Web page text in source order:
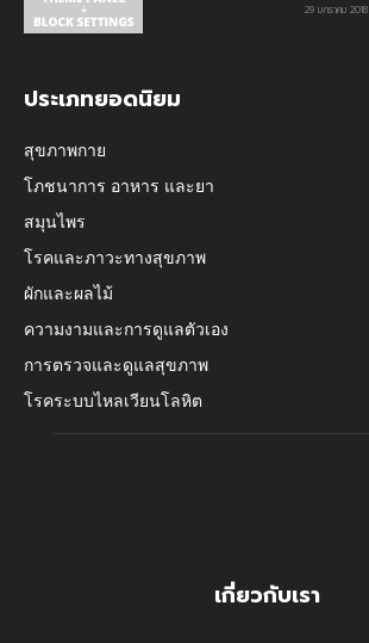
29 มกราคม 2018
ประเภทยอดนิยม
สุขภาพกาย
โภชนาการ อาหาร และยา
สมุนไพร
โรคและภาวะทางสุขภาพ
ผักและผลไม้
ความงามและการดูแลตัวเอง
การตรวจและดูแลสุขภาพ
โรคระบบไหลเวียนโลหิต
เกี่ยวกับเรา